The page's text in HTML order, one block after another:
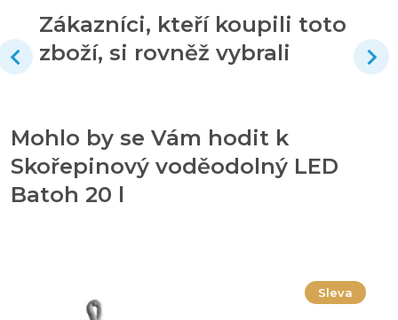
Zákazníci, kteří koupili toto
zboží, si rovněž vybrali
Mohlo by se Vám hodit k
Skořepinový voděodolný LED
Batoh 20 l
Sleva